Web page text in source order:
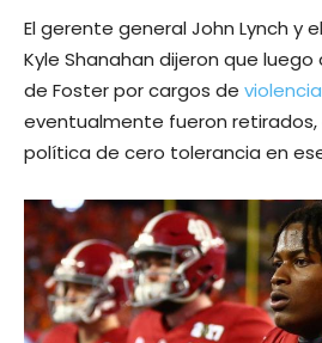
El gerente general John Lynch y
Kyle Shanahan dijeron que
de Foster por cargos de
eventualmente fueron
política de cero tolerancia en